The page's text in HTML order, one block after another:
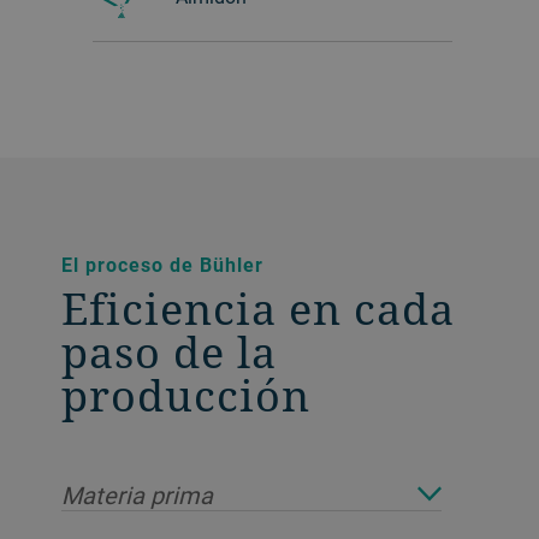
El proceso de Bühler
Eficiencia en cada
paso de la
producción
Materia prima